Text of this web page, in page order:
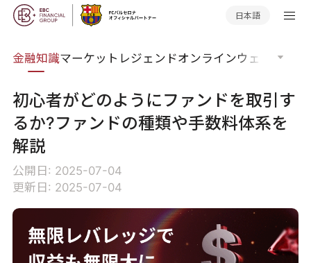
日本語
金融知識マーケットレジェンドオンラインウェビナー
初心者がどのようにファンドを取引す
るか?ファンドの種類や手数料体系を
解説
公開日: 2025-07-04
更新日: 2025-07-04